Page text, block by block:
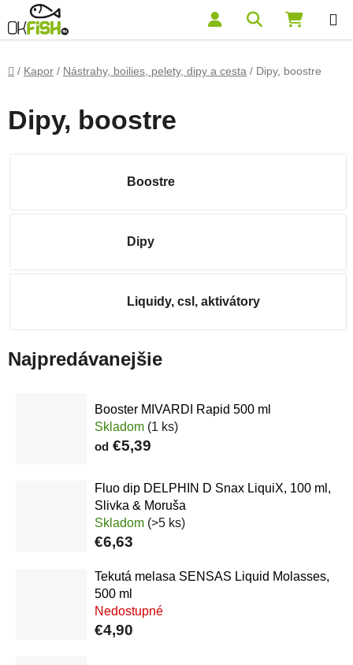
Prejsť na obsah Hľadať
Domov
/ Kapor / Nástrahy, boilies, pelety, dipy a cesta / Dipy, boostre
Dipy, boostre
Boostre
Dipy
Liquidy, csl, aktivátory
Najpredávanejšie
Booster MIVARDI Rapid 500 ml
Skladom (1 ks)
od €5,39
Fluo dip DELPHIN D Snax LiquiX, 100 ml,
Slivka & Moruša
Skladom (>5 ks)
€6,63
Tekutá melasa SENSAS Liquid Molasses,
500 ml
Nedostupné
€4,90